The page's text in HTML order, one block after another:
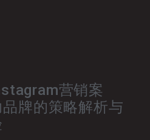
营销案
牌的策略解析与